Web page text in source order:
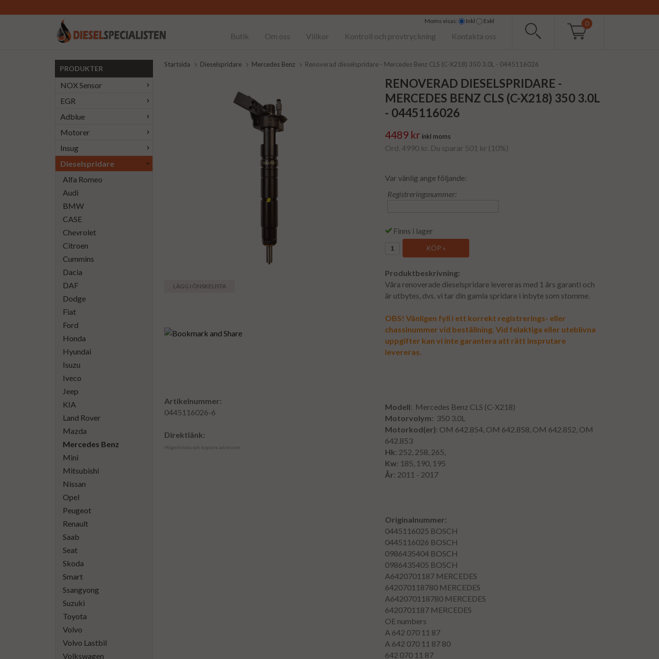
0
Moms visas: Inkl Exkl
Butik Om oss Villkor Kontroll och provtryckning Kontakta oss
PRODUKTER
NOX Sensor
EGR
Adblue
Motorer
Insug
Dieselspridare
Alfa Romeo
Audi
BMW
CASE
Chevrolet
Citroen
Cummins
Dacia
DAF
Dodge
Fiat
Ford
Honda
Hyundai
Isuzu
Iveco
Jeep
KIA
Land Rover
Mazda
Mercedes Benz
Mini
Mitsubishi
Nissan
Opel
Peugeot
Renault
Saab
Seat
Skoda
Smart
Ssangyong
Suzuki
Toyota
Volvo
Volvo Lastbil
Volkswagen
Startsida Dieselspridare Mercedes Benz Renoverad dieselspridare - Mercedes Benz CLS (C-X218) 350 3.0L - 0445116026
LÄGG I ÖNSKELISTA
Artikelnummer:
0445116026-6
Direktlänk:
Högerklicka och kopiera adressen
RENOVERAD DIESELSPRIDARE -
MERCEDES BENZ CLS (C-X218) 350 3.0L
- 0445116026
4489 kr inkl moms
Ord. 4990 kr. Du sparar 501 kr (10%)
Var vänlig ange följande:
Registreringsnummer:
Finns i lager
KÖP »
Produktbeskrivning:
Våra renoverade dieselspridare levereras med 1 års garanti och
är utbytes, dvs. vi tar din gamla spridare i inbyte som stomme.
OBS! Vänligen fyll i ett korrekt registrerings- eller
chassinummer vid beställning. Vid felaktiga eller uteblivna
uppgifter kan vi inte garantera att rätt insprutare
levereras.
Modell: Mercedes Benz CLS (C-X218)
Motorvolym: 350 3.0L
Motorkod(er): OM 642.854, OM 642.858, OM 642.852, OM
642.853
Hk: 252, 258, 265,
Kw: 185, 190, 195
År: 2011 - 2017
Originalnummer:
0445116025 BOSCH
0445116026 BOSCH
0986435404 BOSCH
0986435405 BOSCH
A6420701187 MERCEDES
642070118780 MERCEDES
A642070118780 MERCEDES
6420701187 MERCEDES
OE numbers
A 642 070 11 87
A 642 070 11 87 80
642 070 11 87